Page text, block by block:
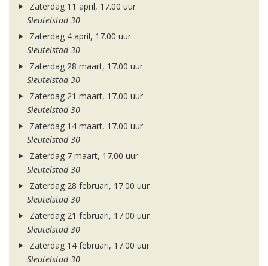
Zaterdag 11 april, 17.00 uur
Sleutelstad 30
Zaterdag 4 april, 17.00 uur
Sleutelstad 30
Zaterdag 28 maart, 17.00 uur
Sleutelstad 30
Zaterdag 21 maart, 17.00 uur
Sleutelstad 30
Zaterdag 14 maart, 17.00 uur
Sleutelstad 30
Zaterdag 7 maart, 17.00 uur
Sleutelstad 30
Zaterdag 28 februari, 17.00 uur
Sleutelstad 30
Zaterdag 21 februari, 17.00 uur
Sleutelstad 30
Zaterdag 14 februari, 17.00 uur
Sleutelstad 30